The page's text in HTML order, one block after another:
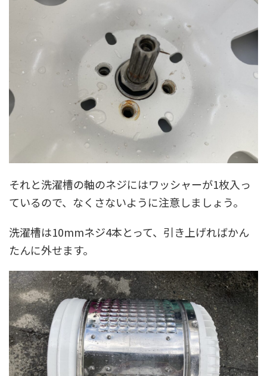
それと洗濯槽の軸のネジにはワッシャーが1枚入っ
ているので、なくさないように注意しましょう。
洗濯槽は10mmネジ4本とって、引き上げればかん
たんに外せます。